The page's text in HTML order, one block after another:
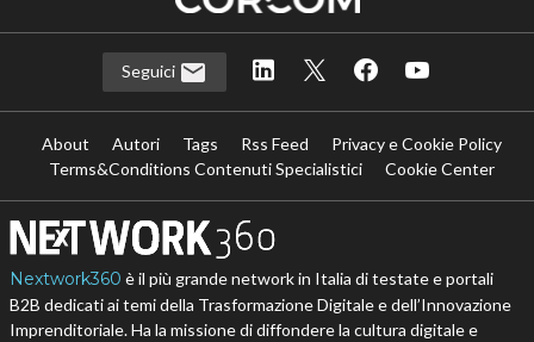
Seguici
About Autori Tags Rss Feed
Privacy e Cookie Policy
Terms&Conditions Contenuti Specialistici
Cookie Center
Nextwork360 è il più grande network in Italia di testate e portali
B2B dedicati ai temi della Trasformazione Digitale e dell’Innovazione
Imprenditoriale. Ha la missione di diffondere la cultura digitale e